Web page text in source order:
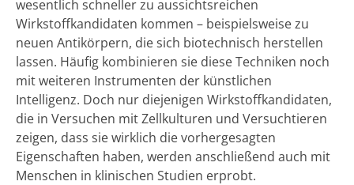
wesentlich schneller zu aussichtsreichen
Wirkstoffkandidaten kommen – beispielsweise zu
neuen Antikörpern, die sich biotechnisch herstellen
lassen. Häufig kombinieren sie diese Techniken noch
mit weiteren Instrumenten der künstlichen
Intelligenz. Doch nur diejenigen Wirkstoffkandidaten,
die in Versuchen mit Zellkulturen und Versuchtieren
zeigen, dass sie wirklich die vorhergesagten
Eigenschaften haben, werden anschließend auch mit
Menschen in klinischen Studien erprobt.